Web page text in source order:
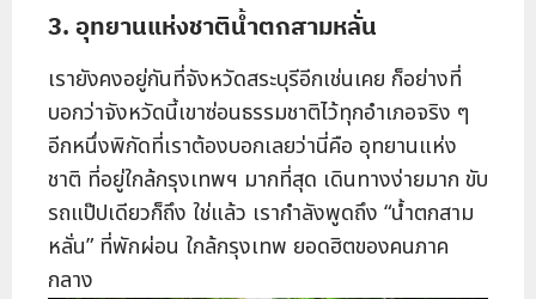
3. อุทยานแห่งชาติน้ำตกสามหลั่น
เรายังคงอยู่กันที่จังหวัดสระบุรีอีกเช่นเคย ก็อย่างที่
บอกว่าจังหวัดนี้เขาซ่อนธรรมชาติไว้ทุกอำเภอจริง ๆ
อีกหนึ่งพิกัดที่เราต้องบอกเลยว่านี่คือ อุทยานแห่ง
ชาติ ที่อยู่ใกล้กรุงเทพฯ มากที่สุด เดินทางง่ายมาก ขับ
รถแป๊ปเดียวก็ถึง ใช่แล้ว เรากำลังพูดถึง “น้ำตกสาม
หลั่น” ที่พักผ่อน ใกล้กรุงเทพ ยอดฮิตของคนภาค
กลาง